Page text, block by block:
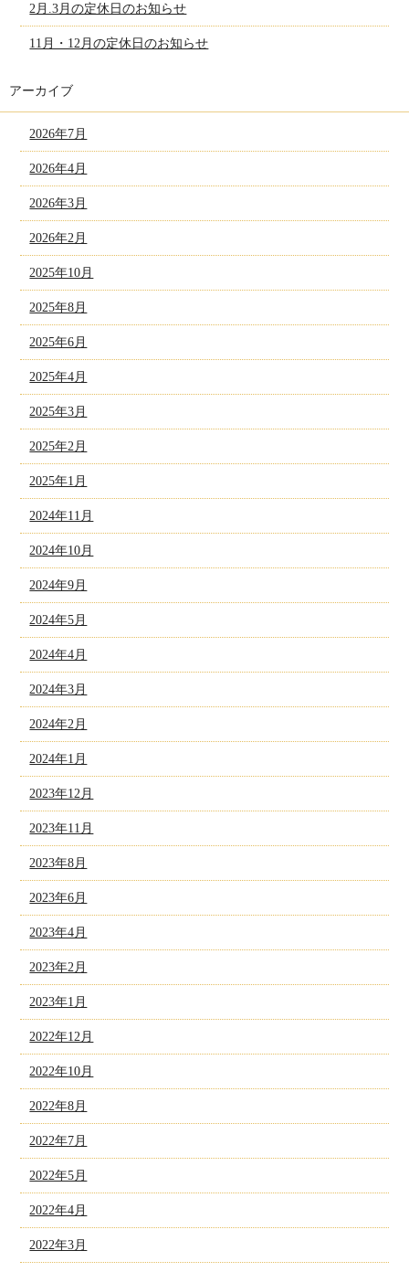
2月.3月の定休日のお知らせ
11月・12月の定休日のお知らせ
アーカイブ
2026年7月
2026年4月
2026年3月
2026年2月
2025年10月
2025年8月
2025年6月
2025年4月
2025年3月
2025年2月
2025年1月
2024年11月
2024年10月
2024年9月
2024年5月
2024年4月
2024年3月
2024年2月
2024年1月
2023年12月
2023年11月
2023年8月
2023年6月
2023年4月
2023年2月
2023年1月
2022年12月
2022年10月
2022年8月
2022年7月
2022年5月
2022年4月
2022年3月